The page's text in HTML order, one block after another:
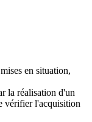
en situation,
la réalisation d'un
vérifier l'acquisition